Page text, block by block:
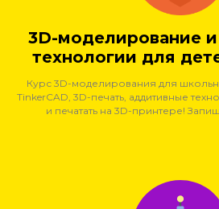
3D-моделирование
технологии для
Курс 3D-моделирования для
TinkerCAD, 3D-печать, аддитивные
и печатать на 3D-принтере!